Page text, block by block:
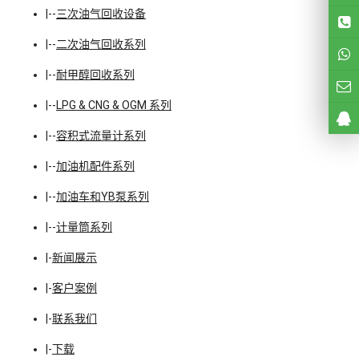
|--三次油气回收设备
|--二次油气回收系列
|--耐甲醇回收系列
|--LPG & CNG & OGM 系列
|--容积式流量计系列
|--加油机配件系列
|--加油车和YB泵系列
|--计量筒系列
|-新闻展示
|-客户案例
|-联系我们
|-下载